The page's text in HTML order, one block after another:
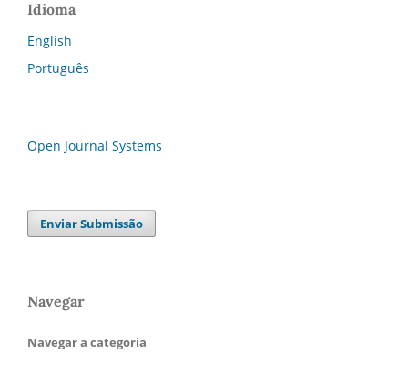
Idioma
English
Português
Open Journal Systems
Enviar Submissão
Navegar
Navegar a categoria